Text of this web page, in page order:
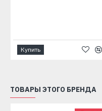
Купить
ТОВАРЫ ЭТОГО БРЕНДА